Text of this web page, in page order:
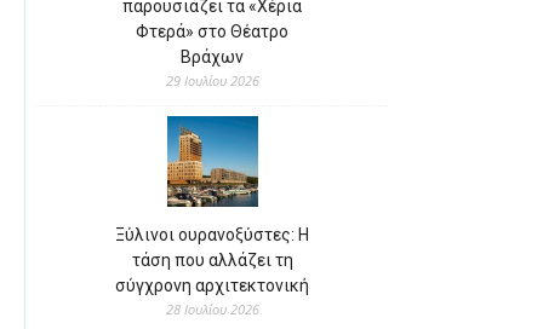
παρουσιάζει τα «Χέρια
Φτερά» στο Θέατρο
Βράχων
29 Ιουλίου 2026
Ξύλινοι ουρανοξύστες: Η
τάση που αλλάζει τη
σύγχρονη αρχιτεκτονική
28 Ιουλίου 2026